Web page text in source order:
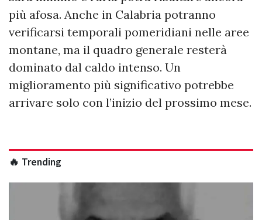
più afosa. Anche in Calabria potranno
verificarsi temporali pomeridiani nelle aree
montane, ma il quadro generale resterà
dominato dal caldo intenso. Un
miglioramento più significativo potrebbe
arrivare solo con l’inizio del prossimo mese.
🔥 Trending